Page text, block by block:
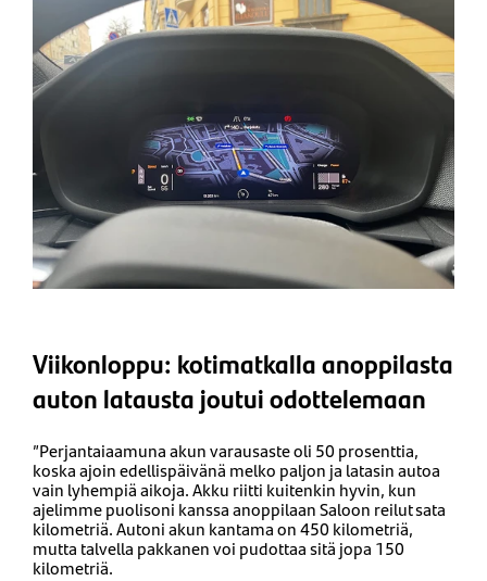
Viikonloppu: kotimatkalla anoppilasta
auton latausta joutui odottelemaan
”Perjantaiaamuna akun varausaste oli 50 prosenttia,
koska ajoin edellispäivänä melko paljon ja latasin autoa
vain lyhempiä aikoja. Akku riitti kuitenkin hyvin, kun
ajelimme puolisoni kanssa anoppilaan Saloon reilut sata
kilometriä. Autoni akun kantama on 450 kilometriä,
mutta talvella pakkanen voi pudottaa sitä jopa 150
kilometriä.